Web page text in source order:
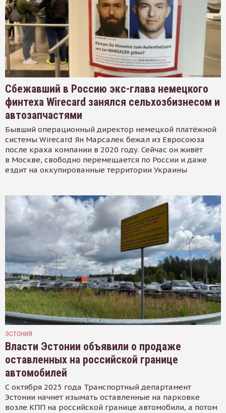
Сбежавший в Россию экс-глава немецкого
финтеха Wirecard занялся сельхозбизнесом и
автозапчастями
Бывший операционный директор немецкой платёжной
системы Wirecard Ян Марсалек бежал из Евросоюза
после краха компании в 2020 году. Сейчас он живёт
в Москве, свободно перемещается по России и даже
ездит на оккупированные территории Украины
ЭСТОНИЯ
Власти Эстонии объявили о продаже
оставленных на российской границе
автомобилей
С октября 2025 года Транспортный департамент
Эстонии начнет изымать оставленные на парковке
возле КПП на российской границе автомобили, а потом